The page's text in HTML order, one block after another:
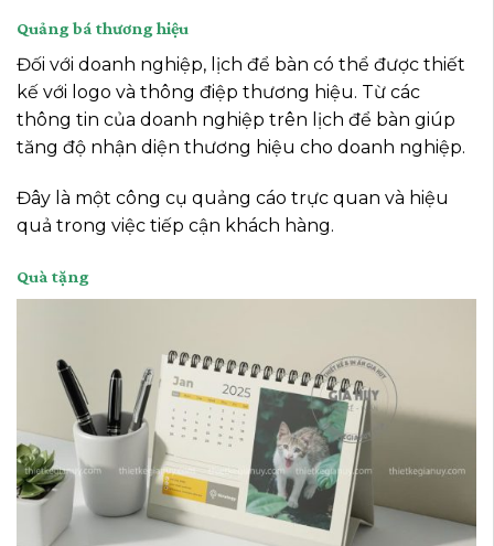
Quảng bá thương hiệu
Đối với doanh nghiệp, lịch để bàn có thể được thiết
kế với logo và thông điệp thương hiệu. Từ các
thông tin của doanh nghiệp trên lịch để bàn giúp
tăng độ nhận diện thương hiệu cho doanh nghiệp.
Đây là một công cụ quảng cáo trực quan và hiệu
quả trong việc tiếp cận khách hàng.
Quà tặng